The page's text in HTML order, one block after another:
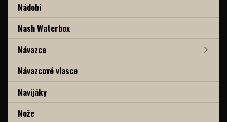
Nádobí
Nash Waterbox
Návazce
Návazcové vlasce
Navijáky
Nože